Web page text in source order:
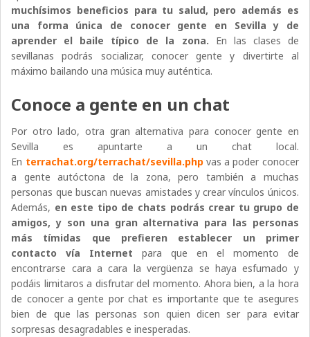
muchísimos beneficios para tu salud, pero además es
una forma única de conocer gente en Sevilla y de
aprender el baile típico de la zona. En las clases de
sevillanas podrás socializar, conocer gente y divertirte al
máximo bailando una música muy auténtica.
Conoce a gente en un chat
Por otro lado, otra gran alternativa para conocer gente en
Sevilla es apuntarte a un chat local.
En terrachat.org/terrachat/sevilla.phpvas a poder conocer
a gente autóctona de la zona, pero también a muchas
personas que buscan nuevas amistades y crear vínculos únicos.
Además, en este tipo de chats podrás crear tu grupo de
amigos, y son una gran alternativa para las personas
más tímidas que prefieren establecer un primer
contacto vía Internetpara que en el momento de
encontrarse cara a cara la vergüenza se haya esfumado y
podáis limitaros a disfrutar del momento. Ahora bien, a la hora
de conocer a gente por chat es importante que te asegures
bien de que las personas son quien dicen ser para evitar
sorpresas desagradables e inesperadas.